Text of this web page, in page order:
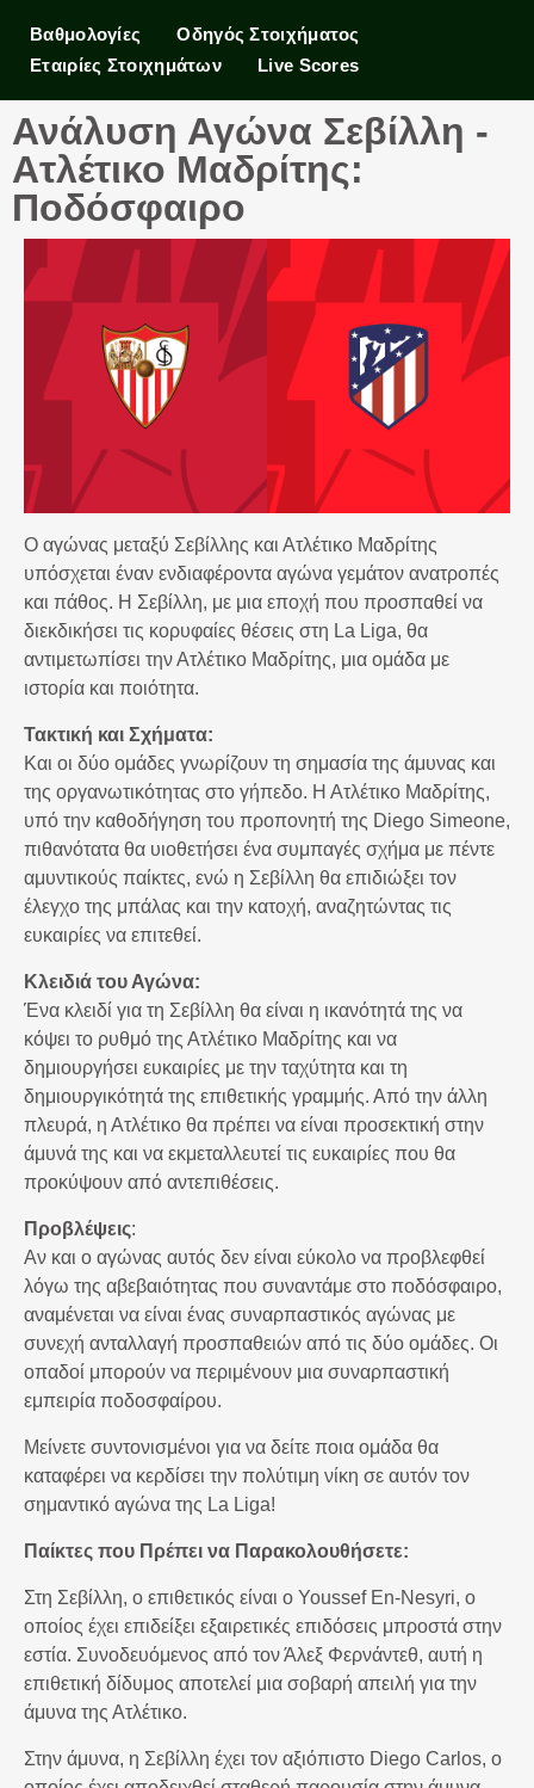
Βαθμολογίες
Οδηγός Στοιχήματος
Εταιρίες Στοιχημάτων
Live Scores
Ανάλυση Αγώνα Σεβίλλη -
Ατλέτικο Μαδρίτης:
Ποδόσφαιρο
Ο αγώνας μεταξύ Σεβίλλης και Ατλέτικο Μαδρίτης
υπόσχεται έναν ενδιαφέροντα αγώνα γεμάτον ανατροπές
και πάθος. Η Σεβίλλη, με μια εποχή που προσπαθεί να
διεκδικήσει τις κορυφαίες θέσεις στη La Liga, θα
αντιμετωπίσει την Ατλέτικο Μαδρίτης, μια ομάδα με
ιστορία και ποιότητα.
Τακτική και Σχήματα:
Και οι δύο ομάδες γνωρίζουν τη σημασία της άμυνας και
της οργανωτικότητας στο γήπεδο. Η Ατλέτικο Μαδρίτης,
υπό την καθοδήγηση του προπονητή της Diego Simeone,
πιθανότατα θα υιοθετήσει ένα συμπαγές σχήμα με πέντε
αμυντικούς παίκτες, ενώ η Σεβίλλη θα επιδιώξει τον
έλεγχο της μπάλας και την κατοχή, αναζητώντας τις
ευκαιρίες να επιτεθεί.
Κλειδιά του Αγώνα:
Ένα κλειδί για τη Σεβίλλη θα είναι η ικανότητά της να
κόψει το ρυθμό της Ατλέτικο Μαδρίτης και να
δημιουργήσει ευκαιρίες με την ταχύτητα και τη
δημιουργικότητά της επιθετικής γραμμής. Από την άλλη
πλευρά, η Ατλέτικο θα πρέπει να είναι προσεκτική στην
άμυνά της και να εκμεταλλευτεί τις ευκαιρίες που θα
προκύψουν από αντεπιθέσεις.
Προβλέψεις:
Αν και ο αγώνας αυτός δεν είναι εύκολο να προβλεφθεί
λόγω της αβεβαιότητας που συναντάμε στο ποδόσφαιρο,
αναμένεται να είναι ένας συναρπαστικός αγώνας με
συνεχή ανταλλαγή προσπαθειών από τις δύο ομάδες. Οι
οπαδοί μπορούν να περιμένουν μια συναρπαστική
εμπειρία ποδοσφαίρου.
Μείνετε συντονισμένοι για να δείτε ποια ομάδα θα
καταφέρει να κερδίσει την πολύτιμη νίκη σε αυτόν τον
σημαντικό αγώνα της La Liga!
Παίκτες που Πρέπει να Παρακολουθήσετε:
Στη Σεβίλλη, ο επιθετικός είναι ο Υοussef En-Nesyri, ο
οποίος έχει επιδείξει εξαιρετικές επιδόσεις μπροστά στην
εστία. Συνοδευόμενος από τον Άλεξ Φερνάντεθ, αυτή η
επιθετική δίδυμος αποτελεί μια σοβαρή απειλή για την
άμυνα της Ατλέτικο.
Στην άμυνα, η Σεβίλλη έχει τον αξιόπιστο Diego Carlos, ο